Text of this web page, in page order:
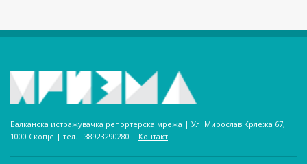
Балканска истражувачка репортерска мрежа | Ул. Мирослав Крлежа 67,
1000 Скопје | тел. +38923290280­ | Контакт